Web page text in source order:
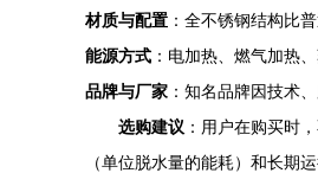
材质与配置 ：全不锈钢结构比
能源方式 ：电加热、燃气加热
品牌与厂家 ：知名品牌因技术
选购建议 ：用户在购买时
（单位脱水量的能耗）和长期